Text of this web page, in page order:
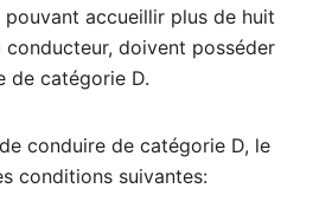
accueillir plus de huit
conducteur, doivent posséder
de catégorie D.
conduire de catégorie D, le
conditions suivantes: